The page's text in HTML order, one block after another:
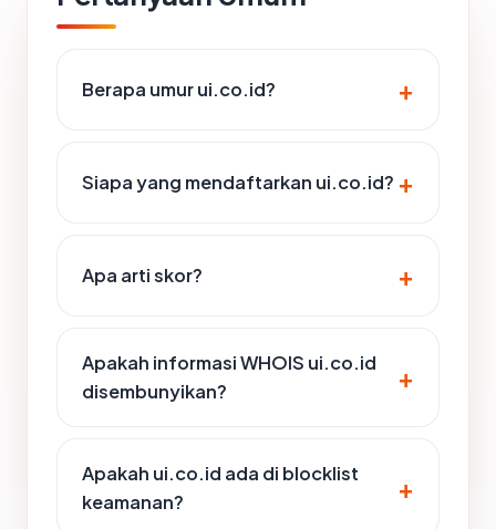
Berapa umur ui.co.id?
Siapa yang mendaftarkan ui.co.id?
Apa arti skor?
Apakah informasi WHOIS ui.co.id
disembunyikan?
Apakah ui.co.id ada di blocklist
keamanan?